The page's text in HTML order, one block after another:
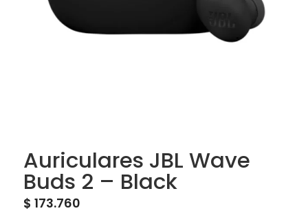
Auriculares JBL Wave
Buds 2 – Black
$ 173.760